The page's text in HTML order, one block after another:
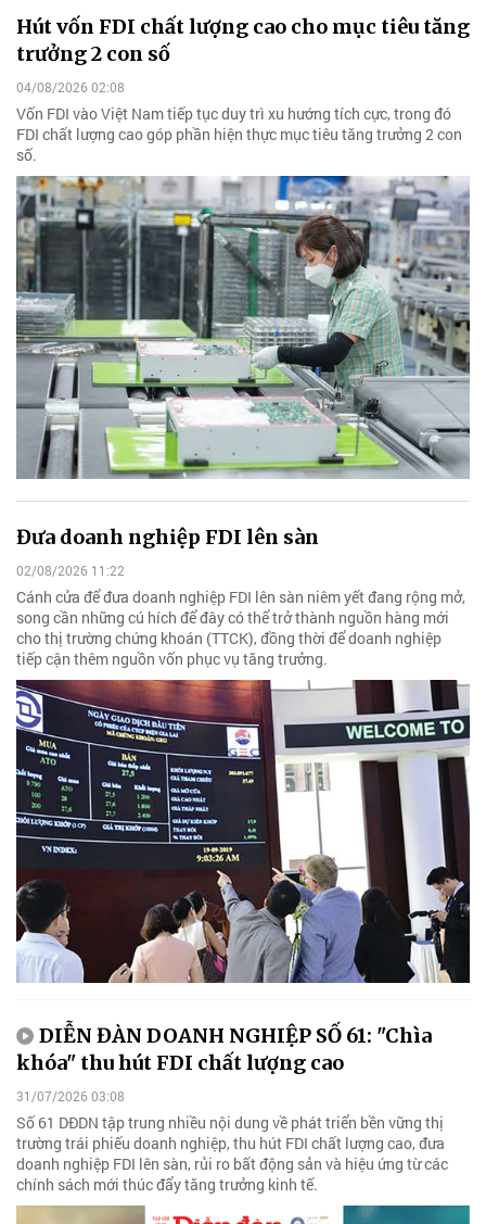
Hút vốn FDI chất lượng cao cho mục tiêu tăng
trưởng 2 con số
04/08/2026 02:08
Vốn FDI vào Việt Nam tiếp tục duy trì xu hướng tích cực, trong đó
FDI chất lượng cao góp phần hiện thực mục tiêu tăng trưởng 2 con
số.
Đưa doanh nghiệp FDI lên sàn
02/08/2026 11:22
Cánh cửa để đưa doanh nghiệp FDI lên sàn niêm yết đang rộng mở,
song cần những cú hích để đây có thể trở thành nguồn hàng mới
cho thị trường chứng khoán (TTCK), đồng thời để doanh nghiệp
tiếp cận thêm nguồn vốn phục vụ tăng trưởng.
DIỄN ĐÀN DOANH NGHIỆP SỐ 61: "Chìa
khóa" thu hút FDI chất lượng cao
31/07/2026 03:08
Số 61 DĐDN tập trung nhiều nội dung về phát triển bền vững thị
trường trái phiếu doanh nghiệp, thu hút FDI chất lượng cao, đưa
doanh nghiệp FDI lên sàn, rủi ro bất động sản và hiệu ứng từ các
chính sách mới thúc đẩy tăng trưởng kinh tế.